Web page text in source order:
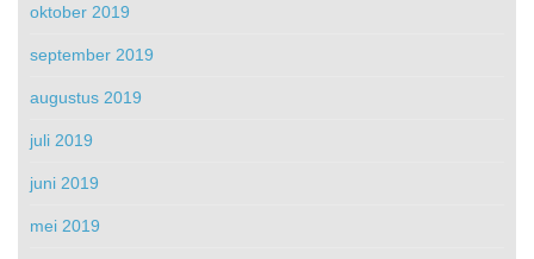
oktober 2019
september 2019
augustus 2019
juli 2019
juni 2019
mei 2019